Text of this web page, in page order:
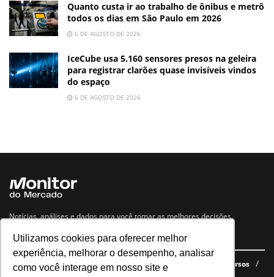
Utilizamos cookies para oferecer melhor
experiência, melhorar o desempenho, analisar
como você interage em nosso site e
Quanto custa ir ao trabalho de ônibus e metrô
todos os dias em São Paulo em 2026
6 DE AGOSTO DE 2026
IceCube usa 5.160 sensores presos na geleira
para registrar clarões quase invisíveis vindos
do espaço
6 DE AGOSTO DE 2026
Notícias, análises e dados para você tomar as melhores decisões.
Navegue no site
Últimas notícias Quem somos E-books gratuitos
Cursos